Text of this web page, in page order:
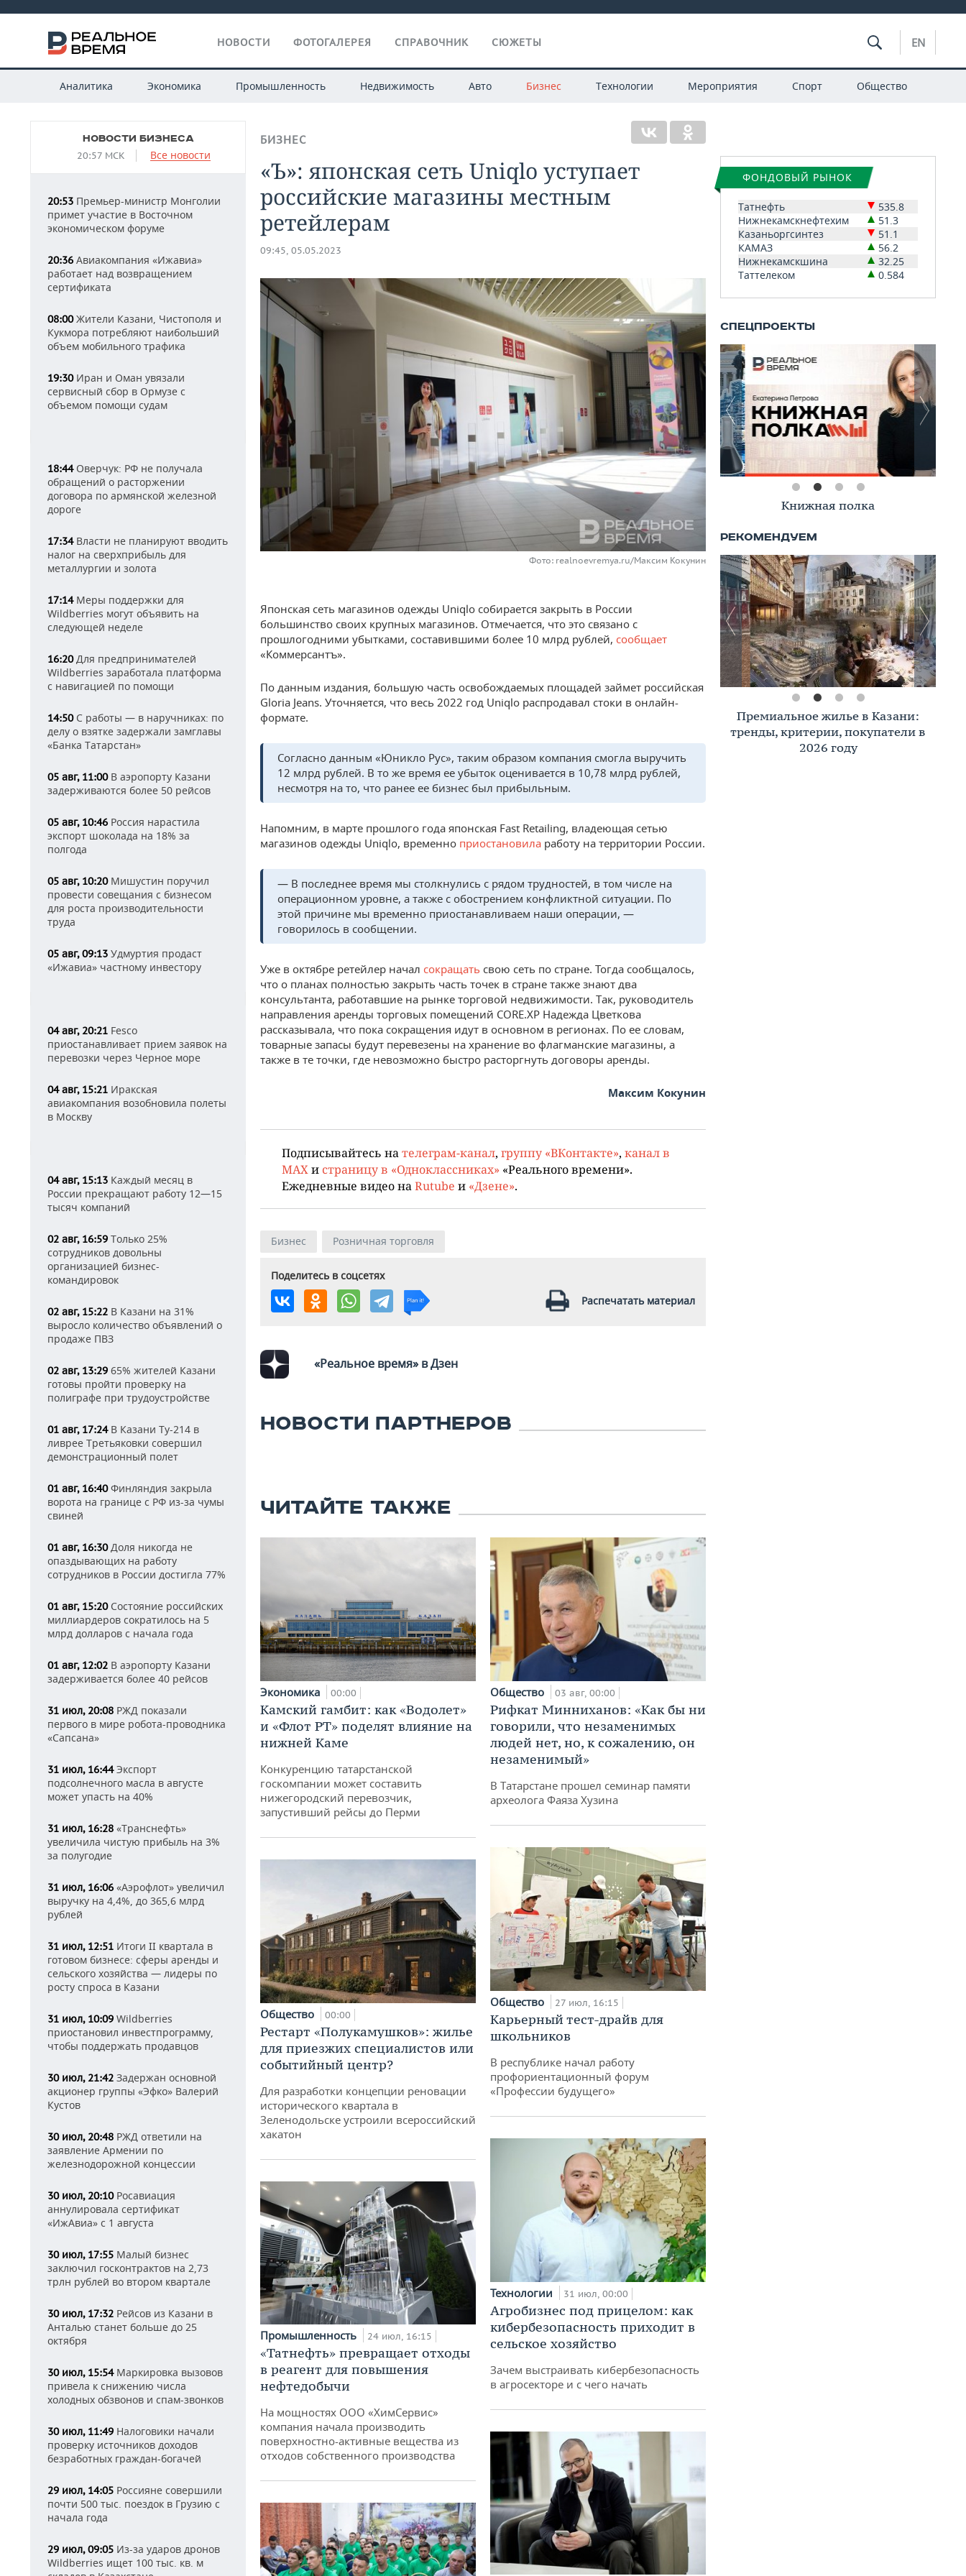
НОВОСТИ ФОТОГАЛЕРЕЯ СПРАВОЧНИК СЮЖЕТЫ EN
Аналитика Экономика Промышленность Недвижимость Авто Бизнес Технологии Мероприятия Спорт Общество
НОВОСТИ БИЗНЕСА
20:57 МСК Все новости
20:53 Премьер-министр Монголии
примет участие в Восточном
экономическом форуме
20:36 Авиакомпания «Ижавиа»
работает над возвращением
сертификата
08:00Жители Казани, Чистополя и
Кукмора потребляют наибольший
объем мобильного трафика
19:30Иран и Оман увязали
сервисный сбор в Ормузе с
объемом помощи судам
18:44Оверчук: РФ не получала
обращений о расторжении
договора по армянской железной
дороге
17:34Власти не планируют вводить
налог на сверхприбыль для
металлургии и золота
17:14Меры поддержки для
Wildberries могут объявить на
следующей неделе
16:20Для предпринимателей
Wildberries заработала платформа
с навигацией по помощи
14:50С работы — в наручниках: по
делу о взятке задержали замглавы
«Банка Татарстан»
05 авг, 11:00В аэропорту Казани
задерживаются более 50 рейсов
05 авг, 10:46 Россия нарастила
экспорт шоколада на 18% за
полгода
05 авг, 10:20Мишустин поручил
провести совещания с бизнесом
для роста производительности
труда
05 авг, 09:13 Удмуртия продаст
«Ижавиа» частному инвестору
04 авг, 20:21 Fesco
приостанавливает прием заявок на
перевозки через Черное море
04 авг, 15:21 Иракская
авиакомпания возобновила полеты
в Москву
04 авг, 15:13 Каждый месяц в
России прекращают работу 12—15
тысяч компаний
02 авг, 16:59 Только 25%
сотрудников довольны
организацией бизнес-
командировок
02 авг, 15:22 В Казани на 31%
выросло количество объявлений о
продаже ПВЗ
02 авг, 13:29 65% жителей Казани
готовы пройти проверку на
полиграфе при трудоустройстве
01 авг, 17:24В Казани Ту-214 в
ливрее Третьяковки совершил
демонстрационный полет
01 авг, 16:40Финляндия закрыла
ворота на границе с РФ из-за чумы
свиней
01 авг, 16:30Доля никогда не
опаздывающих на работу
сотрудников в России достигла 77%
01 авг, 15:20Состояние российских
миллиардеров сократилось на 5
млрд долларов с начала года
01 авг, 12:02 В аэропорту Казани
задерживается более 40 рейсов
31 июл, 20:08 РЖД показали
первого в мире робота-проводника
«Сапсана»
31 июл, 16:44Экспорт
подсолнечного масла в августе
может упасть на 40%
31 июл, 16:28 «Транснефть»
увеличила чистую прибыль на 3%
за полугодие
31 июл, 16:06 «Аэрофлот» увеличил
выручку на 4,4%, до 365,6 млрд
рублей
31 июл, 12:51 Итоги II квартала в
готовом бизнесе: сферы аренды и
сельского хозяйства — лидеры по
росту спроса в Казани
31 июл, 10:09 Wildberries
приостановил инвестпрограмму,
чтобы поддержать продавцов
30 июл, 21:42 Задержан основной
акционер группы «Эфко» Валерий
Кустов
30 июл, 20:48 РЖД ответили на
заявление Армении по
железнодорожной концессии
30 июл, 20:10Росавиация
аннулировала сертификат
«ИжАвиа» с 1 августа
30 июл, 17:55 Малый бизнес
заключил госконтрактов на 2,73
трлн рублей во втором квартале
30 июл, 17:32 Рейсов из Казани в
Анталью станет больше до 25
октября
30 июл, 15:54Маркировка вызовов
привела к снижению числа
холодных обзвонов и спам-звонков
30 июл, 11:49 Налоговики начали
проверку источников доходов
безработных граждан-богачей
29 июл, 14:05 Россияне совершили
почти 500 тыс. поездок в Грузию с
начала года
29 июл, 09:05 Из-за ударов дронов
Wildberries ищет 100 тыс. кв. м
БИЗНЕС
«Ъ»: японская сеть Uniqlo уступает
российские магазины местным
ретейлерам
09:45, 05.05.2023
Фото: realnoevremya.ru/Максим Кокунин
Японская сеть магазинов одежды Uniqlo собирается закрыть в России
большинство своих крупных магазинов. Отмечается, что это связано с
прошлогодними убытками, составившими более 10 млрд рублей, сообщает
«Коммерсантъ».
По данным издания, большую часть освобождаемых площадей займет российская
Gloria Jeans. Уточняется, что весь 2022 год Uniqlo распродавал стоки в онлайн-
формате.
Согласно данным «Юникло Рус», таким образом компания смогла выручить
12 млрд рублей. В то же время ее убыток оценивается в 10,78 млрд рублей,
несмотря на то, что ранее ее бизнес был прибыльным.
Напомним, в марте прошлого года японская Fast Retailing, владеющая сетью
магазинов одежды Uniqlo, временно приостановила работу на территории России.
— В последнее время мы столкнулись с рядом трудностей, в том числе на
операционном уровне, а также с обострением конфликтной ситуации. По
этой причине мы временно приостанавливаем наши операции, —
говорилось в сообщении.
Уже в октябре ретейлер начал сокращать свою сеть по стране. Тогда сообщалось,
что о планах полностью закрыть часть точек в стране также знают два
консультанта, работавшие на рынке торговой недвижимости. Так, руководитель
направления аренды торговых помещений CORE.XP Надежда Цветкова
рассказывала, что пока сокращения идут в основном в регионах. По ее словам,
товарные запасы будут перевезены на хранение во флагманские магазины, а
также в те точки, где невозможно быстро расторгнуть договоры аренды.
Максим Кокунин
Подписывайтесь нателеграм-канал, группу «ВКонтакте», канал в
MAXи страницу в «Одноклассниках» «Реального времени».
Ежедневные видео наRutube и «Дзене».
Бизнес Розничная торговля
Поделитесь в соцсетях
Распечатать материал
«Реальное время» в Дзен
НОВОСТИ ПАРТНЕРОВ
ЧИТАЙТЕ ТАКЖЕ
Экономика 00:00
Камский гамбит: как «Водолет»
и «Флот РТ» поделят влияние на
нижней Каме
Конкуренцию татарстанской
госкомпании может составить
нижегородский перевозчик,
запустивший рейсы до Перми
Общество 00:00
Рестарт «Полукамушков»: жилье
для приезжих специалистов или
событийный центр?
Для разработки концепции реновации
исторического квартала в
Зеленодольске устроили всероссийский
хакатон
Промышленность 24 июл, 16:15
«Татнефть» превращает отходы
в реагент для повышения
нефтедобычи
На мощностях ООО «ХимСервис»
компания начала производить
поверхностно-активные вещества из
отходов собственного производства
Общество 03 авг, 00:00
Рифкат Минниханов: «Как бы ни
говорили, что незаменимых
людей нет, но, к сожалению, он
незаменимый»
В Татарстане прошел семинар памяти
археолога Фаяза Хузина
Общество 27 июл, 16:15
Карьерный тест-драйв для
школьников
В республике начал работу
профориентационный форум
«Профессии будущего»
Технологии 31 июл, 00:00
Агробизнес под прицелом: как
кибербезопасность приходит в
сельское хозяйство
Зачем выстраивать кибербезопасность
в агросекторе и с чего начать
ФОНДОВЫЙ РЫНОК
Татнефть
535.8
Нижнекамскнефтехим
51.3
Казаньоргсинтез
51.1
КАМАЗ
56.2
Нижнекамскшина
32.25
Таттелеком
0.584
Книжная полка
Премиальное жилье в Казани:
тренды, критерии, покупатели в
2026 году